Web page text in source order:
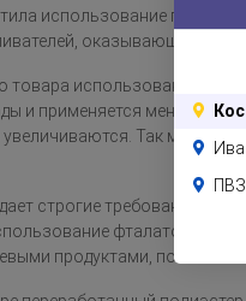
использование при
оказывающих
товара использован
и применяется меньше
Так мы
строгие требования в
фталатов в
продуктами,